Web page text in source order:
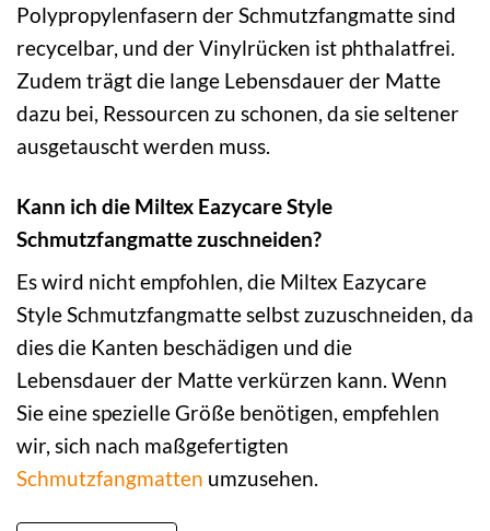
Polypropylenfasern der Schmutzfangmatte sind
recycelbar, und der Vinylrücken ist phthalatfrei.
Zudem trägt die lange Lebensdauer der Matte
dazu bei, Ressourcen zu schonen, da sie seltener
ausgetauscht werden muss.
Kann ich die Miltex Eazycare Style
Schmutzfangmatte zuschneiden?
Es wird nicht empfohlen, die Miltex Eazycare
Style Schmutzfangmatte selbst zuzuschneiden, da
dies die Kanten beschädigen und die
Lebensdauer der Matte verkürzen kann. Wenn
Sie eine spezielle Größe benötigen, empfehlen
wir, sich nach maßgefertigten
Schmutzfangmatten umzusehen.